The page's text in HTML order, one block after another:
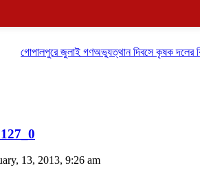
গোপালপুরে জুলাই গণঅভ্যুত্থান দিবসে কৃষক দলের
13, 2013, 9:26 am